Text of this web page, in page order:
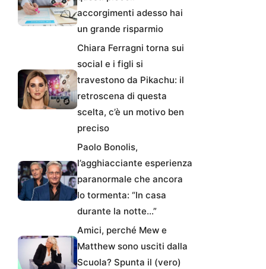
accorgimenti adesso hai
un grande risparmio
Chiara Ferragni torna sui
social e i figli si
travestono da Pikachu: il
retroscena di questa
scelta, c’è un motivo ben
preciso
Paolo Bonolis,
l’agghiacciante esperienza
paranormale che ancora
lo tormenta: “In casa
durante la notte…”
Amici, perché Mew e
Matthew sono usciti dalla
Scuola? Spunta il (vero)